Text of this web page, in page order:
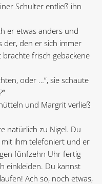
Schulter entließ ihn
er etwas anders und
der, den er sich immer
frisch gebackene
oder …“, sie schaute
und Margrit verließ
natürlich zu Nigel. Du
mit ihm telefoniert und er
fünfzehn Uhr fertig
einkleiden. Du kannst
Ach so, noch etwas,